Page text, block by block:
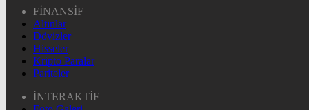
FİNANSİF
Altınlar
Dövizler
Hisseler
Kripto Paralar
Pariteler
İNTERAKTİF